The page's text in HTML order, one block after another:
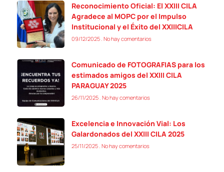
Reconocimiento Oficial: El XXIII CILA
Agradece al MOPC por el Impulso
Institucional y el Éxito del XXIIICILA
09/12/2025 No hay comentarios
Comunicado de FOTOGRAFIAS para los
estimados amigos del XXIII CILA
PARAGUAY 2025
26/11/2025 No hay comentarios
Excelencia e Innovación Vial: Los
Galardonados del XXIII CILA 2025
25/11/2025 No hay comentarios